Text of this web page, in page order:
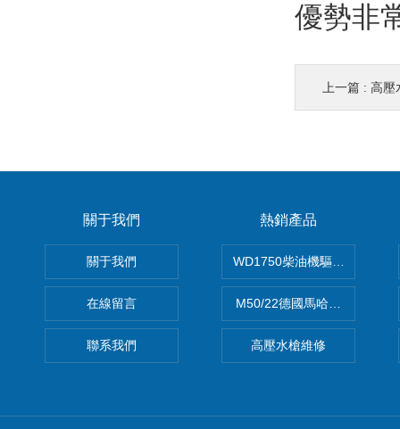
優勢非
上一篇 : 高壓
關于我們
關于我們
在線留言
聯系我們
熱銷產品
WD1750柴油機驅動高壓清洗
M50/22德國馬哈高壓清洗機
高壓水槍維修